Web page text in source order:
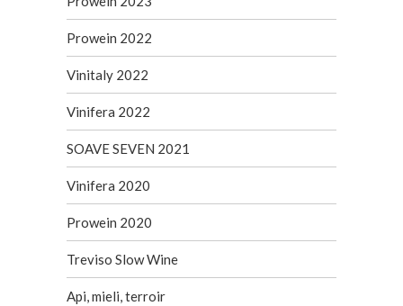
Prowein 2022
Vinitaly 2022
Vinifera 2022
SOAVE SEVEN 2021
Vinifera 2020
Prowein 2020
Treviso Slow Wine
Api, mieli, terroir